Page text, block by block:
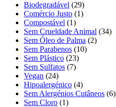
Biodegradável (29)
Comércio Justo (1)
Compostável (1)
Sem Crueldade Animal (34)
Sem Óleo de Palma (2)
Sem Parabenos (10)
Sem Plástico (23)
Sem Sulfatos (7)
Vegan (24)
Hipoalergénico (4)
Sem Alergénios Cutâneos (6)
Sem Cloro (1)